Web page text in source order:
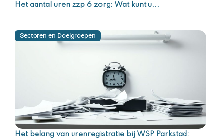
Het aantal uren zzp 6 zorg: Wat kunt u...
Sectoren en Doelgroepen
Het belang van urenregistratie bij WSP Parkstad: